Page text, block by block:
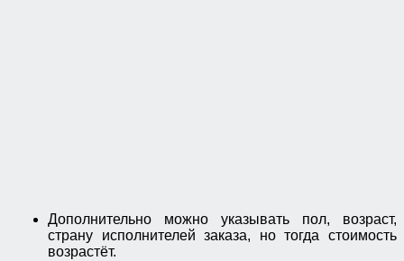
Дополнительно можно указывать пол, возраст,
страну исполнителей заказа, но тогда стоимость
возрастёт.